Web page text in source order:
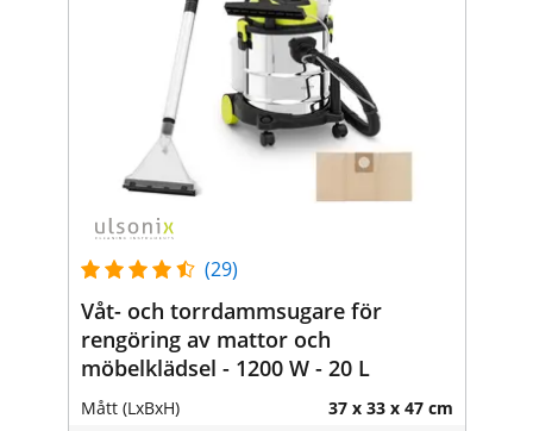
(29)
Våt- och torrdammsugare för
rengöring av mattor och
möbelklädsel - 1200 W - 20 L
Mått (LxBxH) 37 x 33 x 47 cm